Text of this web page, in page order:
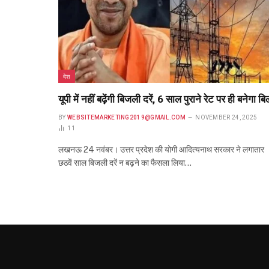
देश
यूपी में नहीं बढ़ेंगी बिजली दरें, 6 साल पुराने रेट पर ही बनेगा
BY WEBSITEMARKETING2019@GMAIL.COM
NOVEMBER 24, 2025
11
लखनऊ 24 नवंबर। उत्तर प्रदेश की योगी आदित्यनाथ सरकार ने लगातार
छठवें साल बिजली दरें न बढ़ने का फैसला लिया…